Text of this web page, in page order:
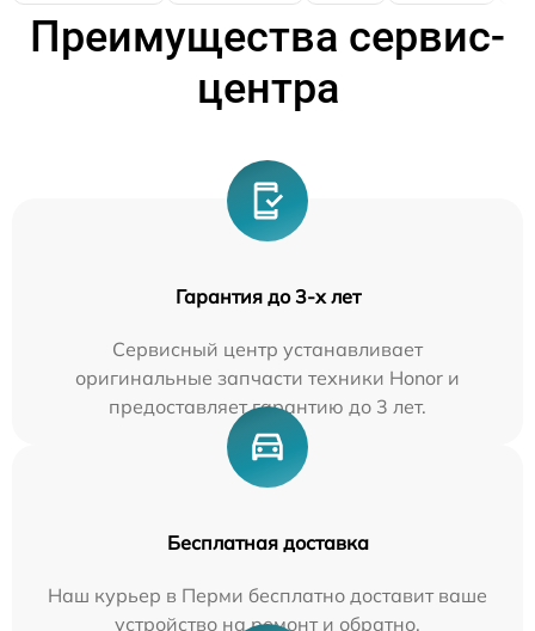
Преимущества сервис-
центра
Гарантия до 3-х лет
Сервисный центр устанавливает
оригинальные запчасти техники Honor и
предоставляет гарантию до 3 лет.
Бесплатная доставка
Наш курьер в Перми бесплатно доставит ваше
устройство на ремонт и обратно.